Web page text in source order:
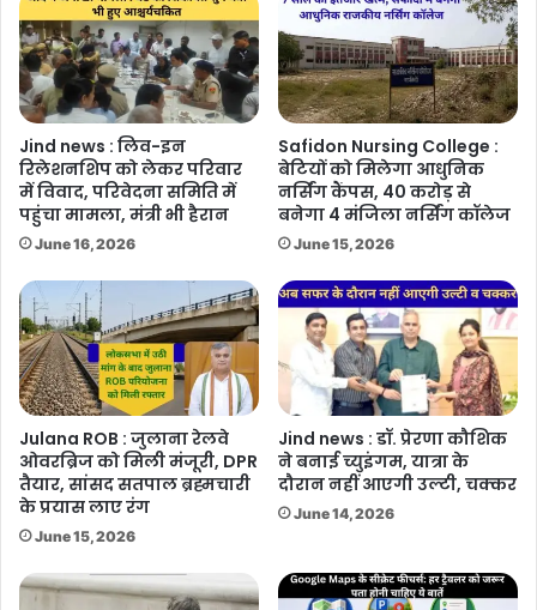
Jind news : लिव-इन
रिलेशनशिप को लेकर परिवार
में विवाद, परिवेदना समिति में
पहुंचा मामला, मंत्री भी हैरान
June 16, 2026
Safidon Nursing College :
बेटियों को मिलेगा आधुनिक
नर्सिंग कैंपस, 40 करोड़ से
बनेगा 4 मंजिला नर्सिंग कॉलेज
June 15, 2026
Julana ROB : जुलाना रेलवे
ओवरब्रिज को मिली मंजूरी, DPR
तैयार, सांसद सतपाल ब्रह्मचारी
के प्रयास लाए रंग
June 15, 2026
Jind news : डॉ. प्रेरणा कौशिक
ने बनाई च्युइंगम, यात्रा के
दौरान नहीं आएगी उल्टी, चक्कर
June 14, 2026